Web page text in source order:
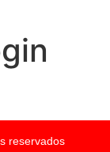
reservados